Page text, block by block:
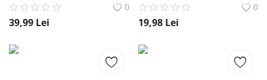
0
39,99 Lei
0
19,98 Lei